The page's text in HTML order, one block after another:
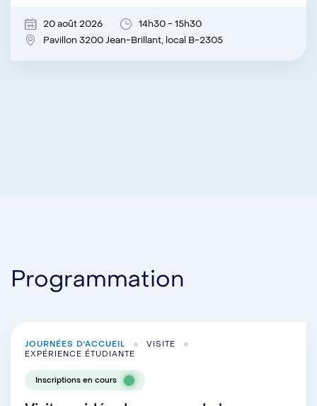
20 août 2026
14h30 - 15h30
Pavillon 3200 Jean-Brillant, local B-2305
Programmation
JOURNÉES D'ACCUEIL
VISITE
EXPÉRIENCE ÉTUDIANTE
Inscriptions en cours